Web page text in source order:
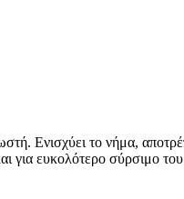
Ενισχύει το νήμα,
για ευκολότερο σύρσιμο